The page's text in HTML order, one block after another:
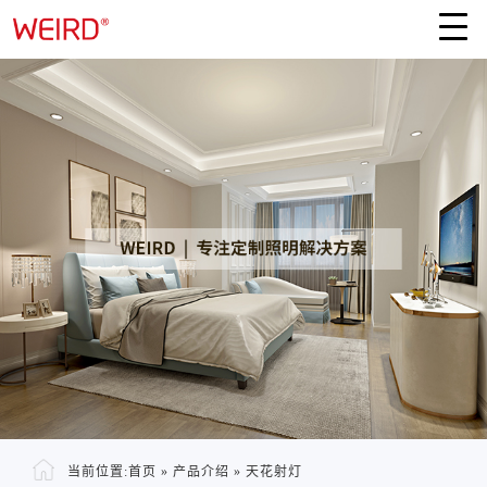
当前位置:首页 » 产品介绍 » 天花射灯